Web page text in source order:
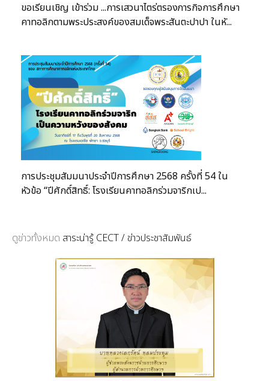
ขอเรียนเชิญ เข้าร่วม ...การเสวนาไตร่ตรองภารกิจการศึกษา
คาทอลิกตามพระประสงค์ของสมเด็จพระสันตะปาปา ในหั...
การประชุมสัมมนาประจำปีการศึกษา 2568 ครั้งที่ 54 ใน
หัวข้อ “ปีศักดิ์สิทธิ์: โรงเรียนคาทอลิกร่วมจาริกเป...
ดูข่าวทั้งหมด สาระน่ารู้ CECT / ข่าวประชาสัมพันธ์